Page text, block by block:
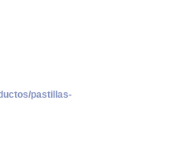
pastillas-